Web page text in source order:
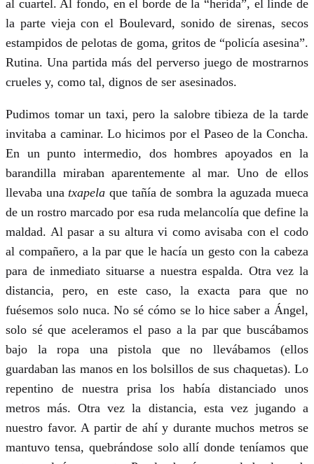
al cuartel. Al fondo, en el borde de la “herida”, el linde de
la parte vieja con el Boulevard, sonido de sirenas, secos
estampidos de pelotas de goma, gritos de “policía asesina”.
Rutina. Una partida más del perverso juego de mostrarnos
crueles y, como tal, dignos de ser asesinados.
Pudimos tomar un taxi, pero la salobre tibieza de la tarde
invitaba a caminar. Lo hicimos por el Paseo de la Concha.
En un punto intermedio, dos hombres apoyados en la
barandilla miraban aparentemente al mar. Uno de ellos
llevaba unatxapela que tañía de sombra la aguzada mueca
de un rostro marcado por esa ruda melancolía que define la
maldad. Al pasar a su altura vi como avisaba con el codo
al compañero, a la par que le hacía un gesto con la cabeza
para de inmediato situarse a nuestra espalda. Otra vez la
distancia, pero, en este caso, la exacta para que no
fuésemos solo nuca. No sé cómo se lo hice saber a Ángel,
solo sé que aceleramos el paso a la par que buscábamos
bajo la ropa una pistola que no llevábamos (ellos
guardaban las manos en los bolsillos de sus chaquetas). Lo
repentino de nuestra prisa los había distanciado unos
metros más. Otra vez la distancia, esta vez jugando a
nuestro favor. A partir de ahí y durante muchos metros se
mantuvo tensa, quebrándose solo allí donde teníamos que